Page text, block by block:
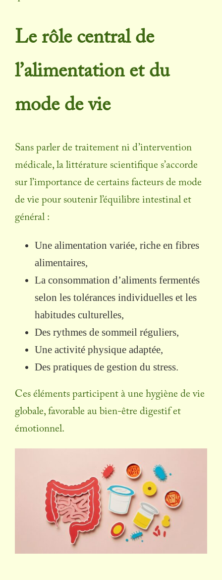
Le rôle central de
l’alimentation et du
mode de vie
Sans parler de traitement ni d’intervention
médicale, la littérature scientifique s’accorde
sur l’importance de certains facteurs de mode
de vie pour soutenir l’équilibre intestinal et
général :
Une alimentation variée, riche en fibres
alimentaires,
La consommation d’aliments fermentés
selon les tolérances individuelles et les
habitudes culturelles,
Des rythmes de sommeil réguliers,
Une activité physique adaptée,
Des pratiques de gestion du stress.
Ces éléments participent à une hygiène de vie
globale, favorable au bien-être digestif et
émotionnel.